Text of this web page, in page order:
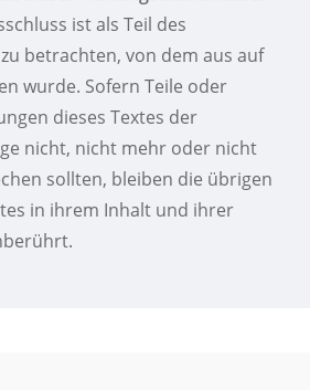
ist als Teil des
betrachten, von dem aus auf
wurde. Sofern Teile oder
dieses Textes der
nicht, nicht mehr oder nicht
sollten, bleiben die übrigen
in ihrem Inhalt und ihrer